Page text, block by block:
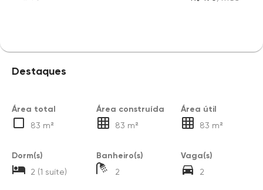
Destaques
Área total
83 m²
Área construída
83 m²
Área útil
83 m²
Dorm(s)
2 (1 suíte)
Banheiro(s)
2
Vaga(s)
2